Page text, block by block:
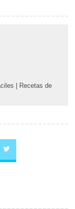
Recetas de